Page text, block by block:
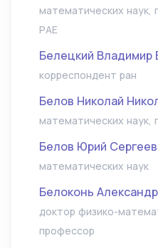
математических наук,
РАЕ
Белецкий Владимир
корреспондент ран
Белов Николай
математических наук,
Белов Юрий
математических наук
Белоконь
доктор физико-
профессор